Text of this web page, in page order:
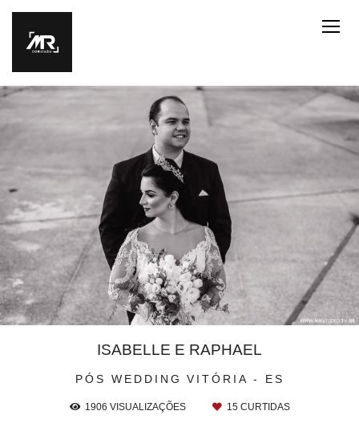
PÓS WEDDING VITÓRIA - ES
ISABELLE E RAPHAEL
1906 VISUALIZAÇÕES 15CURTIDAS